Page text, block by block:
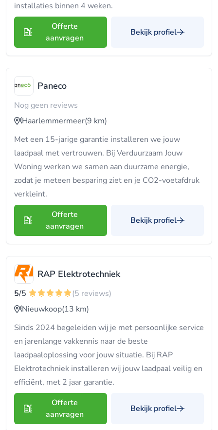
installaties binnen 4 weken.
Offerte
aanvragen
Bekijk profiel
Paneco
Nog geen reviews
Haarlemmermeer(9 km)
Met een 15-jarige garantie installeren we jouw
laadpaal met vertrouwen. Bij Verduurzaam Jouw
Woning werken we samen aan duurzame energie,
zodat je meteen besparing ziet en je CO2-voetafdruk
verkleint.
Offerte
aanvragen
Bekijk profiel
RAP Elektrotechniek
5/5
(5 reviews)
Nieuwkoop(13 km)
Sinds 2024 begeleiden wij je met persoonlijke service
en jarenlange vakkennis naar de beste
laadpaaloplossing voor jouw situatie. Bij RAP
Elektrotechniek installeren wij jouw laadpaal veilig en
efficiënt, met 2 jaar garantie.
Offerte
aanvragen
Bekijk profiel